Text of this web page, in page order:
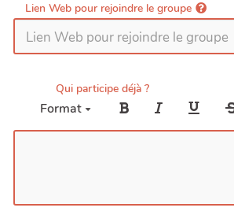
Lien Web pour rejoindre le groupe
Qui participe déjà ?
Format